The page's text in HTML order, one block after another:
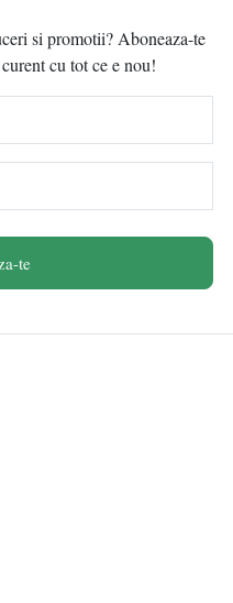
si promotii? Aboneaza-te
cu tot ce e nou!
te